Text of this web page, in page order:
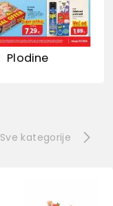
Plodine
Sve kategorije